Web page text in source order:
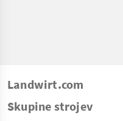
Landwirt.com
Skupine strojev